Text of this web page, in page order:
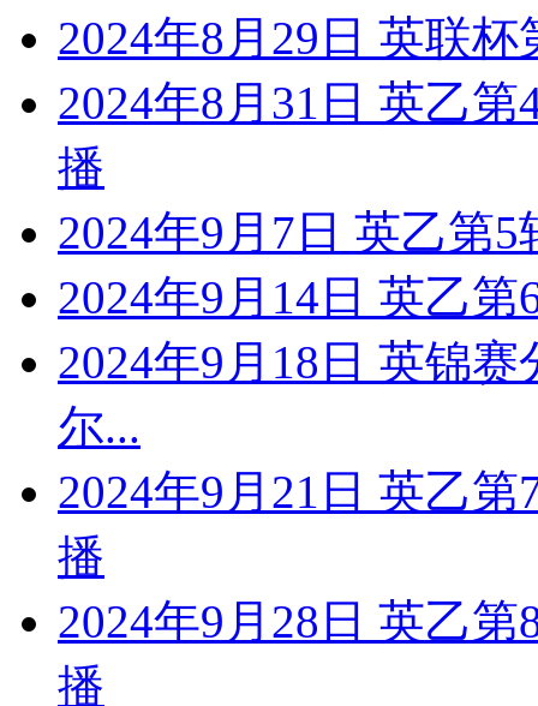
2024年8月29日 英联
2024年8月31日 英乙
播
2024年9月7日 英乙第
2024年9月14日 英乙
2024年9月18日 英锦
尔...
2024年9月21日 英乙
播
2024年9月28日 英乙
播